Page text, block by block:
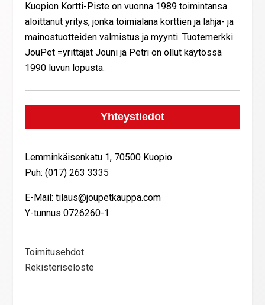
Kuopion Kortti-Piste on vuonna 1989 toimintansa
aloittanut yritys, jonka toimialana korttien ja lahja- ja
mainostuotteiden valmistus ja myynti. Tuotemerkki
JouPet =yrittäjät Jouni ja Petri on ollut käytössä
1990 luvun lopusta.
Yhteystiedot
Lemminkäisenkatu 1, 70500 Kuopio
Puh: (017) 263 3335
E-Mail: tilaus@joupetkauppa.com
Y-tunnus 0726260-1
Toimitusehdot
Rekisteriseloste